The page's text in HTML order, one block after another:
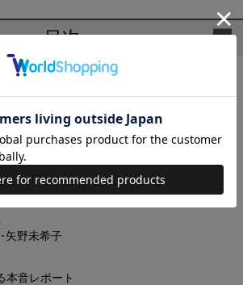
目次
Peach John
サイティングなランジェリーワールド！
るエトセトラ
竹下玲奈
矢野未希子
本音レポート